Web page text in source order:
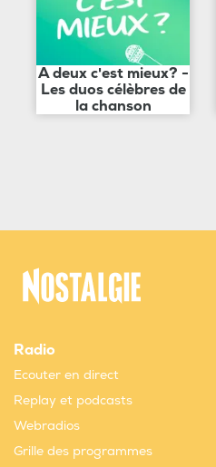
A deux c'est mieux? -
Les duos célèbres de
la chanson
Radio
Ecouter en direct
Replay et podcasts
Webradios
Grille des programmes